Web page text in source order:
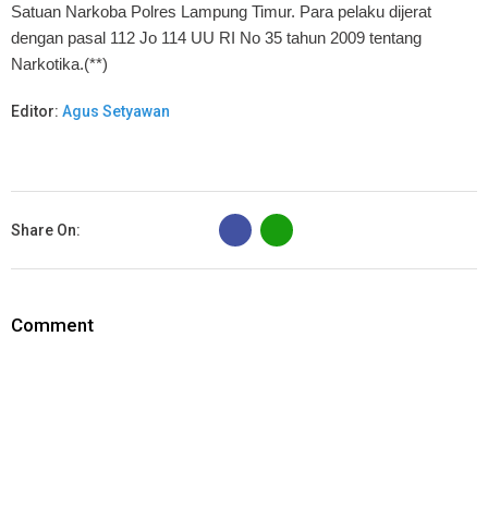
Satuan Narkoba Polres Lampung Timur. Para pelaku dijerat
dengan pasal 112 Jo 114 UU RI No 35 tahun 2009 tentang
Narkotika.(**)
Editor: Agus Setyawan
Share On:
B
Comment